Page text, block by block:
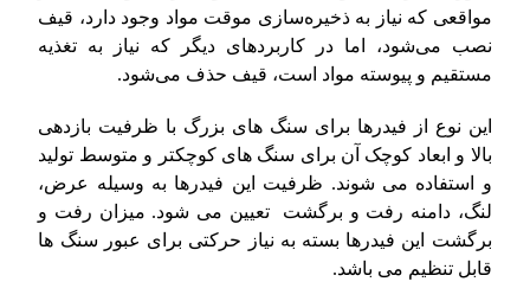
مواقعی که نیاز به ذخیره‌سازی موقت مواد وجود دارد، قیف
نصب می‌شود، اما در کاربردهای دیگر که نیاز به تغذیه
مستقیم و پیوسته مواد است، قیف حذف می‌شود.
این نوع از فیدرها برای سنگ های بزرگ با ظرفیت بازدهی
بالا و ابعاد کوچک آن برای سنگ های کوچکتر و متوسط تولید
و استفاده می شوند. ظرفیت این فیدرها به وسیله عرض،
لنگ، دامنه رفت و برگشت تعیین می شود. میزان رفت و
برگشت این فیدرها بسته به نیاز حرکتی برای عبور سنگ ها
قابل تنظیم می باشد.